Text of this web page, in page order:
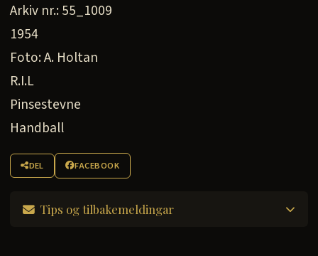
Arkiv nr.: 55_1009
1954
Foto: A. Holtan
R.I.L
Pinsestevne
Handball
DEL FACEBOOK
Tips og tilbakemeldingar